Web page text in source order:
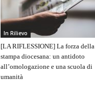
In Rilievo
[LA RIFLESSIONE] La forza della
stampa diocesana: un antidoto
all’omologazione e una scuola di
umanità